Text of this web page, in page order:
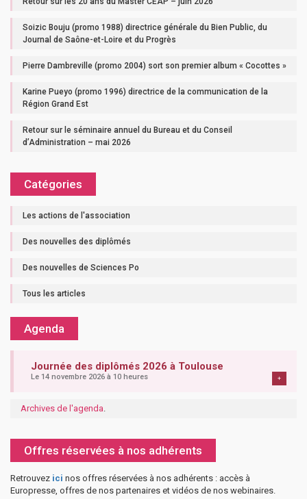
Soizic Bouju (promo 1988) directrice générale du Bien Public, du
Journal de Saône-et-Loire et du Progrès
Pierre Dambreville (promo 2004) sort son premier album « Cocottes »
Karine Pueyo (promo 1996) directrice de la communication de la
Région Grand Est
Retour sur le séminaire annuel du Bureau et du Conseil
d’Administration – mai 2026
Catégories
Les actions de l'association
Des nouvelles des diplômés
Des nouvelles de Sciences Po
Tous les articles
Agenda
Journée des diplômés 2026 à Toulouse
Le 14 novembre 2026 à 10 heures +
Archives de l'agenda.
Offres réservées à nos adhérents
Retrouvez ici nos offres réservées à nos adhérents : accès à
Europresse, offres de nos partenaires et vidéos de nos webinaires.